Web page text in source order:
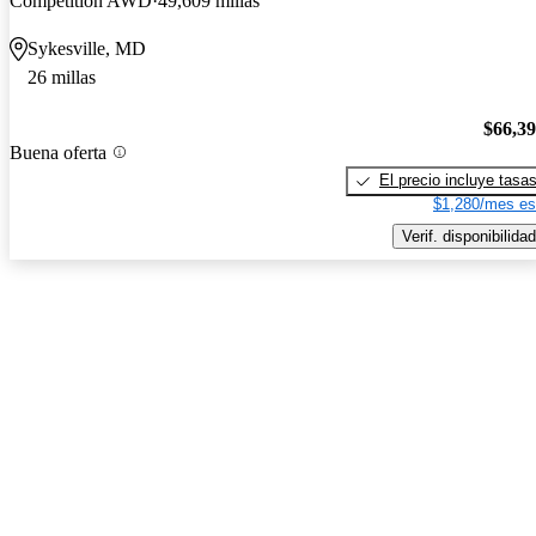
Sykesville, MD
26 millas
Buena oferta
El precio incluye tasas
$1,280/mes
Verif. disponibilidad